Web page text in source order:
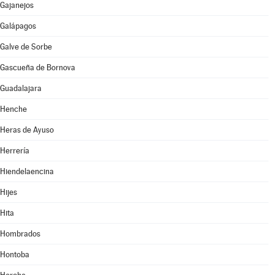
Gajanejos
Galápagos
Galve de Sorbe
Gascueña de Bornova
Guadalajara
Henche
Heras de Ayuso
Herrería
Hiendelaencina
Hijes
Hita
Hombrados
Hontoba